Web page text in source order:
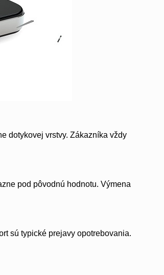
dotykovej vrstvy. Zákazníka vždy
pod pôvodnú hodnotu. Výmena
sú typické prejavy opotrebovania.